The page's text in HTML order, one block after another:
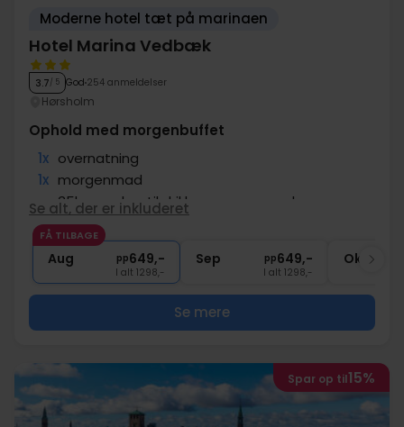
Moderne hotel tæt på marinaen
Hotel Marina Vedbæk
3.7/ 5 God 254 anmeldelser
Hørsholm
Ophold med morgenbuffet
1x overnatning
1x morgenmad
∞
35kr voucher til drikkevarer og snacks
∞ Gratis parkering
1x kaffe to go
Se alt, der er inkluderet
FÅ TILBAGE
Aug pp649,-
I alt 1298,-
Sep pp649,-
I alt 1298,-
Okt
Se mere
Spar op til15%